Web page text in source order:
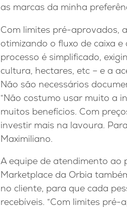
as marcas da minha
Com limites pré-aprovados,
otimizando o fluxo de caixa
processo é simplificado,
cultura, hectares, etc – e a
Não são necessários
“Não costumo usar muito a
muitos benefícios. Com
investir mais na lavoura.
Maximiliano.
A equipe de atendimento ao
Marketplace da Orbia
no cliente, para que cada
recebíveis. “Com limites